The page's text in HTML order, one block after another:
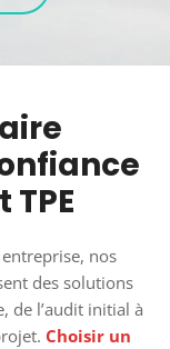
TPE
nos
des solutions
de l’audit initial à
Choisir un